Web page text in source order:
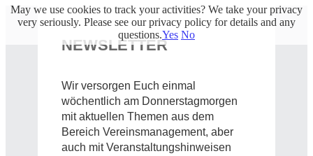
NEWSLETTER
Wir versorgen Euch einmal
wöchentlich am Donnerstagmorgen
mit aktuellen Themen aus dem
Bereich Vereinsmanagement, aber
auch mit Veranstaltungshinweisen
May we use cookies to track your activities? We take your privacy
very seriously. Please see our privacy policy for details and any
questions.Yes No